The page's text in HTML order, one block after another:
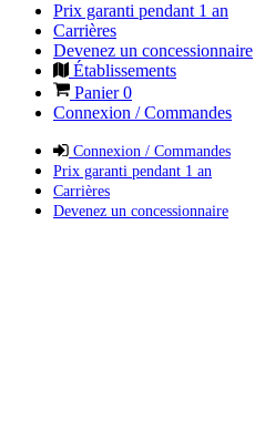
Prix garanti pendant 1 an
Carrières
Devenez un concessionnaire
Établissements
Panier0
Connexion / Commandes
Connexion / Commandes
Prix garanti pendant 1 an
Carrières
Devenez un concessionnaire